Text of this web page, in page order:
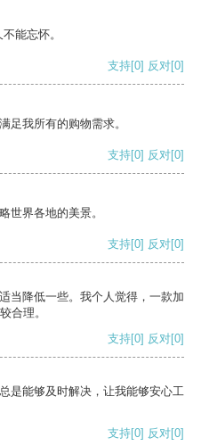
能忘怀。
支持[0] 反对[0]
足我所有的购物需求。
支持[0] 反对[0]
世界各地的美景。
支持[0] 反对[0]
当降低一些。我个人觉得，一款加
合理。
支持[0] 反对[0]
是能够及时解决，让我能够安心工
支持[0] 反对[0]